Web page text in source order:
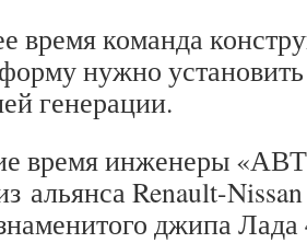
время команда
нужно
генерации.
время инженеры
альянса Renault-
джипа Лада